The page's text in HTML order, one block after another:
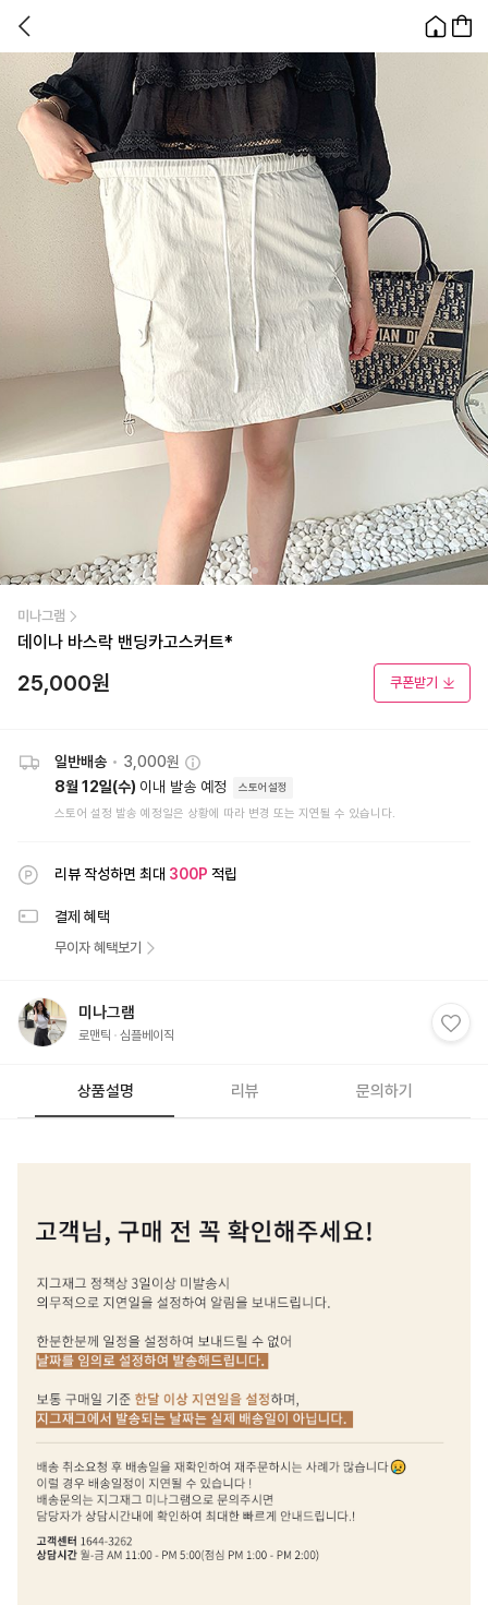
미나그램
데이나 바스락 밴딩카고스커트*
25,000원 쿠폰받기
일반배송 • 3,000원
8월 12일(수) 이내 발송 예정 스토어설정
스토어 설정 발송 예정일은 상황에 따라 변경 또는 지연될 수 있습니다.
리뷰 작성하면 최대 300P 적립
결제 혜택
무이자 혜택보기
미나그램
로맨틱 심플베이직
상품설명 리뷰 문의하기